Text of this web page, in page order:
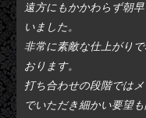
遠方にもかかわらず朝
いました。
非常に素敵な仕上がり
おります。
打ち合わせの段階では
でいただき細かい要望